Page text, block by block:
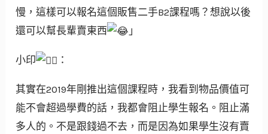
慢，這樣可以報名這個販售二手B2課程嗎？想說以後
還可以幫長輩賣東西
」
小印 ：
其實在2019年剛推出這個課程時，我看到物品價值可
能不會超過學費的話，我都會阻止學生報名。阻止滿
多人的。不是跟錢過不去，而是因為如果學生沒有賣